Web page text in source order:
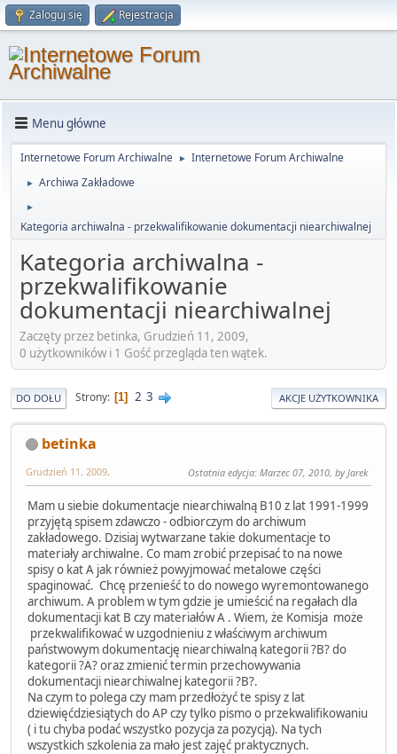
Zaloguj się Rejestracja
Menu główne
Internetowe Forum Archiwalne ► Internetowe Forum Archiwalne
► Archiwa Zakładowe
►
Kategoria archiwalna - przekwalifikowanie dokumentacji niearchiwalnej
Kategoria archiwalna -
przekwalifikowanie
dokumentacji niearchiwalnej
Zaczęty przez betinka, Grudzień 11, 2009,
0 użytkowników i 1 Gość przegląda ten wątek.
DO DOŁU Strony 1 2 3 AKCJE UŻYTKOWNIKA
betinka
Grudzień 11, 2009, Ostatnia edycja: Marzec 07, 2010, by Jarek
Mam u siebie dokumentacje niearchiwalną B10 z lat 1991-1999
przyjętą spisem zdawczo - odbiorczym do archiwum
zakładowego. Dzisiaj wytwarzane takie dokumentacje to
materiały archiwalne. Co mam zrobić przepisać to na nowe
spisy o kat A jak również powyjmować metalowe części
spaginować. Chcę przenieść to do nowego wyremontowanego
archiwum. A problem w tym gdzie je umieścić na regałach dla
dokumentacji kat B czy materiałów A . Wiem, że Komisja może
przekwalifikować w uzgodnieniu z właściwym archiwum
państwowym dokumentację niearchiwalną kategorii ?B? do
kategorii ?A? oraz zmienić termin przechowywania
dokumentacji niearchiwalnej kategorii ?B?.
Na czym to polega czy mam przedłożyć te spisy z lat
dziewięćdziesiątych do AP czy tylko pismo o przekwalifikowaniu
( i tu chyba podać wszystko pozycja za pozycją). Na tych
wszystkich szkolenia za mało jest zajęć praktycznych.